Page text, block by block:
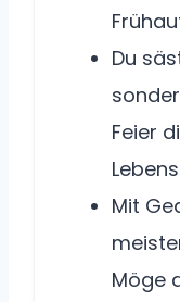
Du
Feier
Mit
Möge